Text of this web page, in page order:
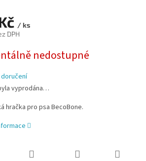
/ ks
DPH
nedostupné
vyprodána…
hračka pro psa BecoBone.